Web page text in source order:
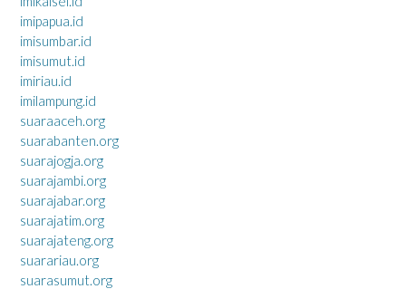
imipapua.id
imisumbar.id
imisumut.id
imiriau.id
imilampung.id
suaraaceh.org
suarabanten.org
suarajogja.org
suarajambi.org
suarajabar.org
suarajatim.org
suarajateng.org
suarariau.org
suarasumut.org